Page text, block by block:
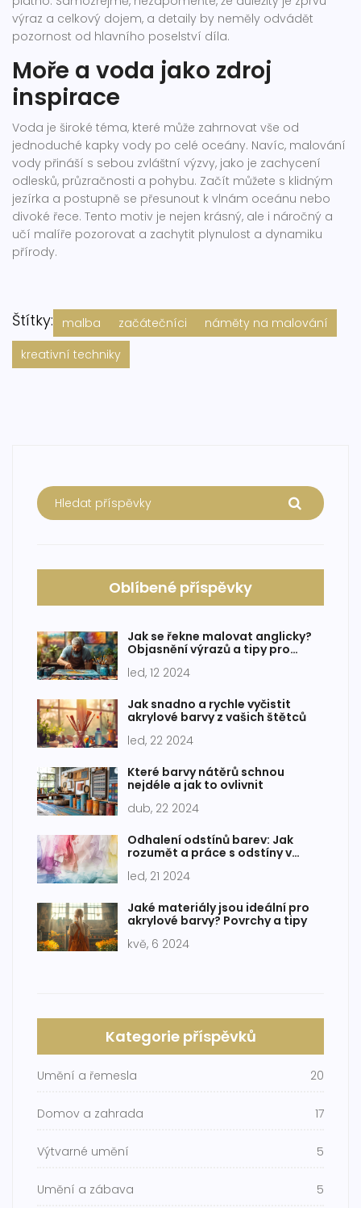
výraz a celkový dojem, a detaily by neměly odvádět
pozornost od hlavního poselství díla.
Moře a voda jako zdroj
inspirace
Voda je široké téma, které může zahrnovat vše od
jednoduché kapky vody po celé oceány. Navíc, malování
vody přináší s sebou zvláštní výzvy, jako je zachycení
odlesků, průzračnosti a pohybu. Začít můžete s klidným
jezírka a postupně se přesunout k vlnám oceánu nebo
divoké řece. Tento motiv je nejen krásný, ale i náročný a
učí malíře pozorovat a zachytit plynulost a dynamiku
přírody.
Štítky: malba začátečníci
náměty na malování
kreativní techniky
Oblíbené příspěvky
Jak se řekne malovat anglicky?
Objasnění výrazů a tipy pro
led, 12 2024
Jak snadno a rychle vyčistit
akrylové barvy z vašich štětců
led, 22 2024
Které barvy nátěrů schnou
nejdéle a jak to ovlivnit
dub, 22 2024
Odhalení odstínů barev: Jak
rozumět a práce s odstíny v
led, 21 2024
Jaké materiály jsou ideální pro
akrylové barvy? Povrchy a tipy
kvě, 6 2024
Kategorie příspěvků
Umění a řemesla 20
Domov a zahrada 17
Výtvarné umění 5
Umění a zábava 5